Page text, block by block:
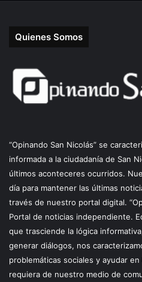
Quienes Somos
“Opinando San Nicolás” se
informada a la ciudadanía de San
últimos aconteceres ocurridos.
día para mantener las últimas
través de nuestro portal digital.
Portal de noticias independiente.
que trasciende la lógica
generar diálogos, nos
problemáticas sociales y ayudar
requiera de nuestro medio de